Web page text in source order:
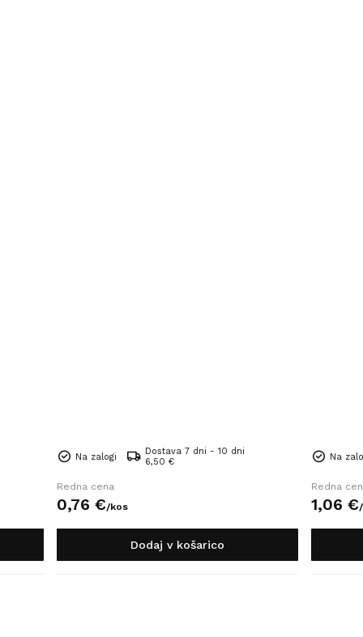
Na zalogi
Dostava 7 dni - 10 dni
6,50 €
Redna cena
0,76 €/kos
Dodaj v košarico
Na
Redna
1,06 €/